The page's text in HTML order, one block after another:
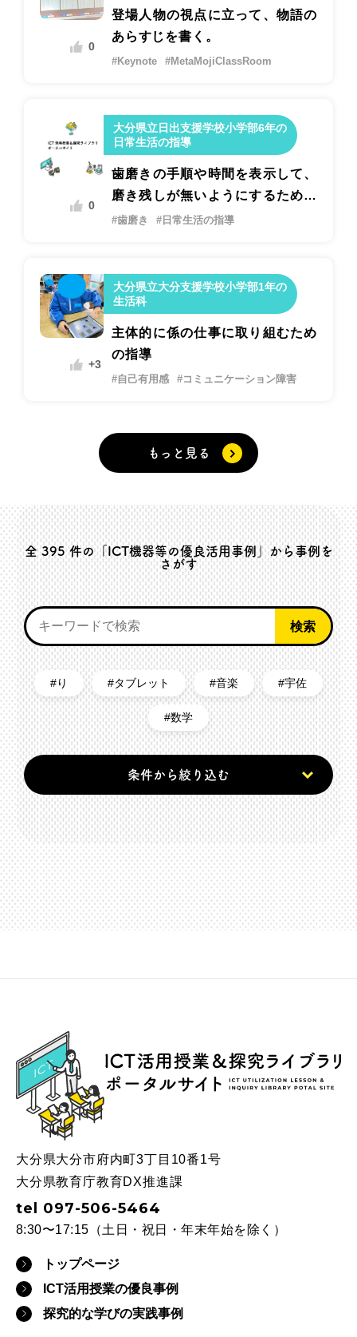
0
登場人物の視点に立って、物語の
あらすじを書く。
#Keynote #MetaMojiClassRoom
大分県立日出支援学校小学部6年の
日常生活の指導
0
歯磨きの手順や時間を表示して、
磨き残しが無いようにするための
指導
#歯磨き #日常生活の指導
大分県立大分支援学校小学部1年の
生活科
+3
主体的に係の仕事に取り組むため
の指導
#自己有用感 #コミュニケーション障害
もっと見る
全395件の「ICT機器等の優良活用事例」から事例を
さがす
り タブレット 音楽 宇佐
数学
条件から絞り込む
ICT
大分県大分市府内町3丁目10番1号
大分県教育庁教育DX推進課
tel 097-506-5464
8:30〜17:15（土日・祝日・年末年始を除く）
トップページ
ICT活用授業の優良事例
探究的な学びの実践事例